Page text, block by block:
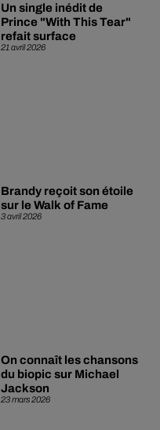
21 avril 2026
Un single inédit de
Prince "With This Tear"
refait surface
3 avril 2026
Brandy reçoit son étoile
sur le Walk of Fame
23 mars 2026
On connaît les chansons
du biopic sur Michael
Jackson